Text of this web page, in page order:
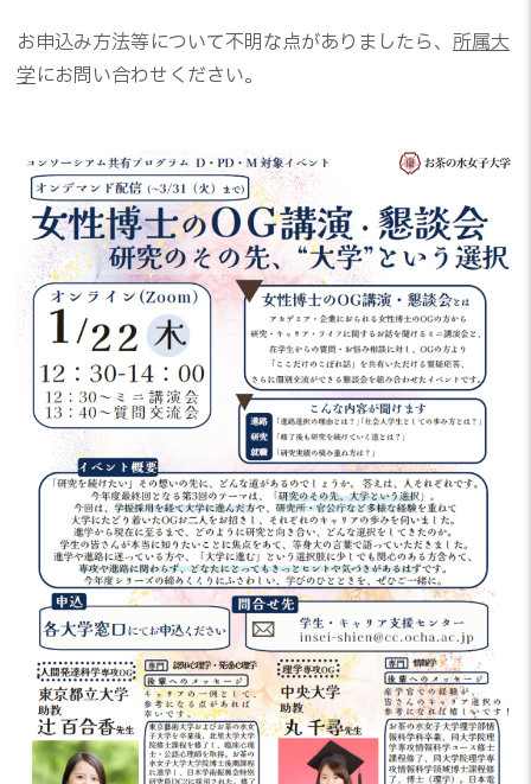
お申込み方法等について不明な点がありましたら、 所属大
学にお問い合わせください。